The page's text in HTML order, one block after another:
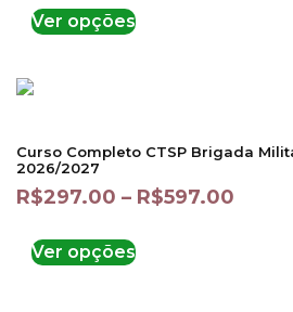
Ver opções
Curso Completo CTSP Brigada
2026/2027
R$297.00 – R$597.00
Ver opções